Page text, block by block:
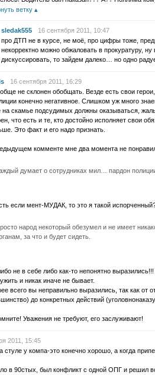
ветку
sledak555
16 сентября 2011, 10:47
про ДТП не в курсе, не моё, про цифры тоже,
некорректно можно обжаловать в прокуратуру,
дискуссировать, то зайдем далеко… но одно
16 сентября 2011, 16:29
не склонен обобщать. Везде есть свои
конечно негативное. Слишком уж много
на скамье подсудимых должны оказываться,
что есть и те, кто достойно исполняет свои
Это факт и его надо признать.
комменте мне два момента не
думает о сотрудниках мил… пардон
если мент-МУДАК, то это я такой
народ некоторый обезумел и не имеет
за что и будет сидеть.
не в себе либо как-то непонятно
и никак иначе не бывает.
всего вы неправильно выразились, так как от
до конкретных действий
Уважения не требуют, его заслуживают!
2011, 15:45
стуле у компа-это конечно хорошо, а когда
в 90стых, был конфликт с одной ОПГ и решил